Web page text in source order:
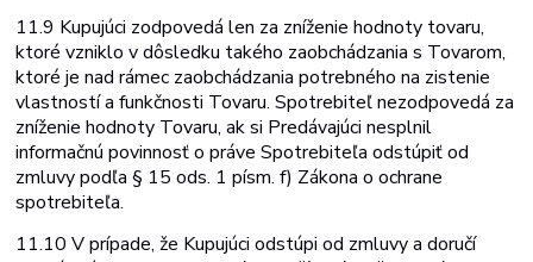
11.9 Kupujúci zodpovedá len za zníženie hodnoty tovaru,
ktoré vzniklo v dôsledku takého zaobchádzania s Tovarom,
ktoré je nad rámec zaobchádzania potrebného na zistenie
vlastností a funkčnosti Tovaru. Spotrebiteľ nezodpovedá za
zníženie hodnoty Tovaru, ak si Predávajúci nesplnil
informačnú povinnosť o práve Spotrebiteľa odstúpiť od
zmluvy podľa § 15 ods. 1 písm. f) Zákona o ochrane
spotrebiteľa.
11.10 V prípade, že Kupujúci odstúpi od zmluvy a doručí